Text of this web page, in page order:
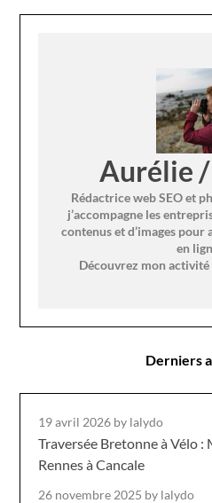
Aurélie
Rédactrice web SEO et
j’accompagne les
contenus et d’images
en
Découvrez mon activité
Derniers
19 avril 2026 by lalydo
Traversée Bretonne à Vélo :
Rennes à Cancale
26 novembre 2025 by lalydo